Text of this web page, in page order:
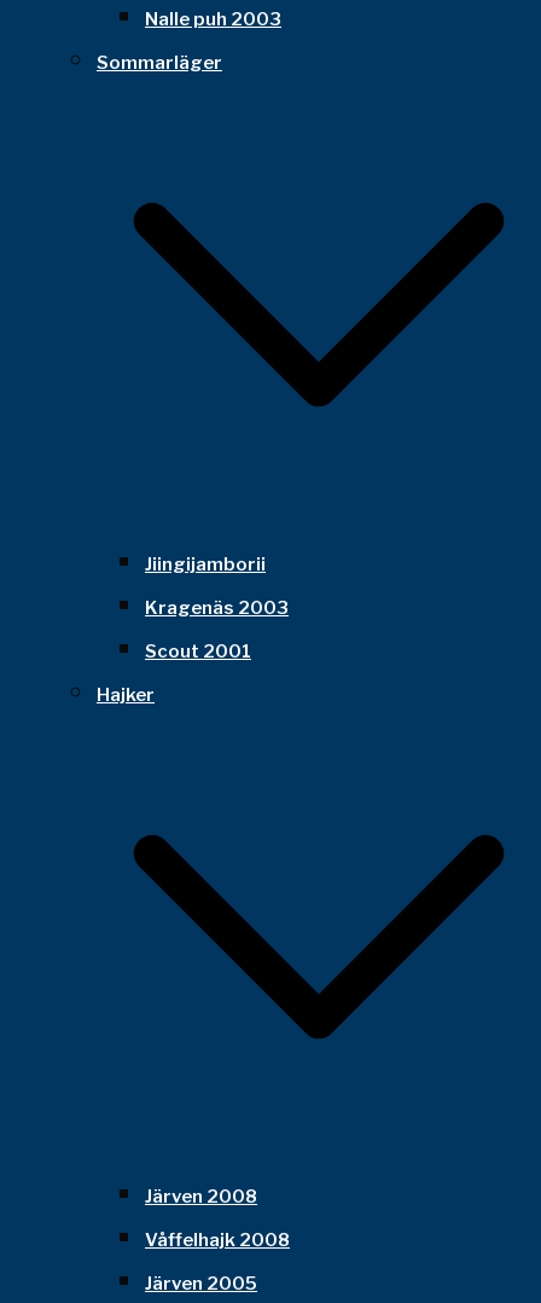
Nalle puh 2003
Sommarläger
Jiingijamborii
Kragenäs 2003
Scout 2001
Hajker
Järven 2008
Våffelhajk 2008
Järven 2005